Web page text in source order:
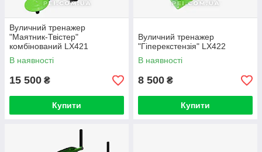
Вуличний тренажер
"Маятник-Твістер"
комбінований LX421
В наявності
15 500 ₴
Купити
Вуличний тренажер
"Гіперекстензія" LX422
В наявності
8 500 ₴
Купити